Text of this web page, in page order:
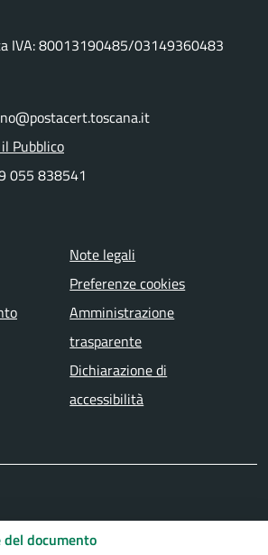
documento
IVA: 80013190485/03149360483
Pubblico
055 838541
pagina
Note legali
Preferenze cookies
Amministrazione
trasparente
Dichiarazione di
accessibilità